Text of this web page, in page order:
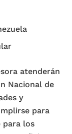
atenderán
Nacional de
y
para
para los